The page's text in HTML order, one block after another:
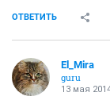
ОТВЕТИТЬ
El_Mira
guru
13 мая